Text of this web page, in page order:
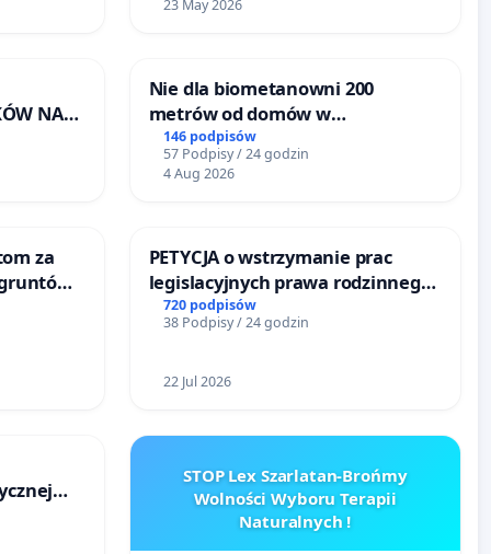
23 May 2026
NA
Nie dla biometanowni 200
metrów od domów w
Biernatkach, gm. Wądroże
Wielkie
146 podpisów
57 Podpisy / 24 godzin
4 Aug 2026
za
PETYCJA o wstrzymanie prac
legislacyjnych prawa rodzinnego
narażających ofiary przemocy
720 podpisów
38 Podpisy / 24 godzin
22 Jul 2026
STOP Lex Szarlatan-Brońmy
Wolności Wyboru Terapii
Naturalnych !